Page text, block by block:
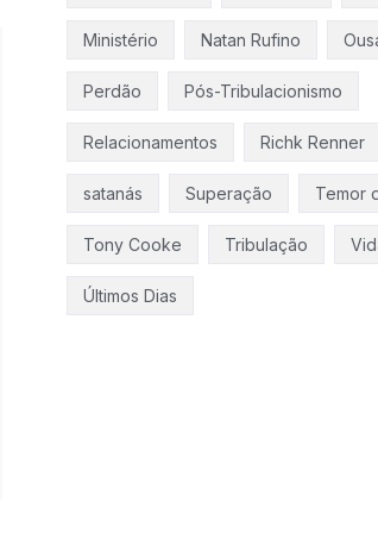
Ministério Natan Rufino
Perdão Pós-Tribulacionismo
Relacionamentos Richk Renner
satanás Superação Temor
Tony Cooke Tribulação
Últimos Dias